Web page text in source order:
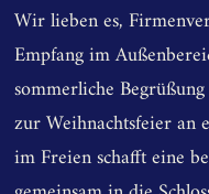
Wir lieben es,
Empfang im
sommerliche
zur Weihnachtsfeier an
im Freien schafft eine